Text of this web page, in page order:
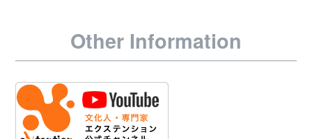
Other Information